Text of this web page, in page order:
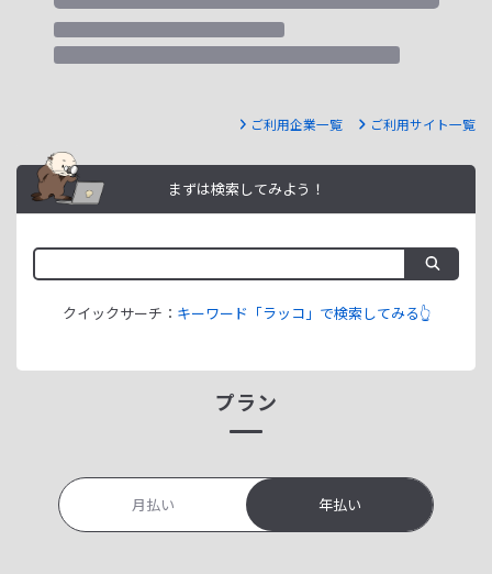
ご利用企業一覧 ご利用サイト一覧
まずは検索してみよう！
クイックサーチ： キーワード「ラッコ」で検索してみる👆
プラン
月払い 年払い